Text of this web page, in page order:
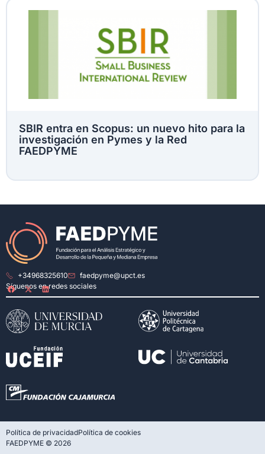
SBIR entra en Scopus: un nuevo hito para la
investigación en Pymes y la Red
FAEDPYME
+34968325610
faedpyme@upct.es
Síguenos en redes sociales
FAEDPYME © 2026
Política de privacidadPolítica de cookies